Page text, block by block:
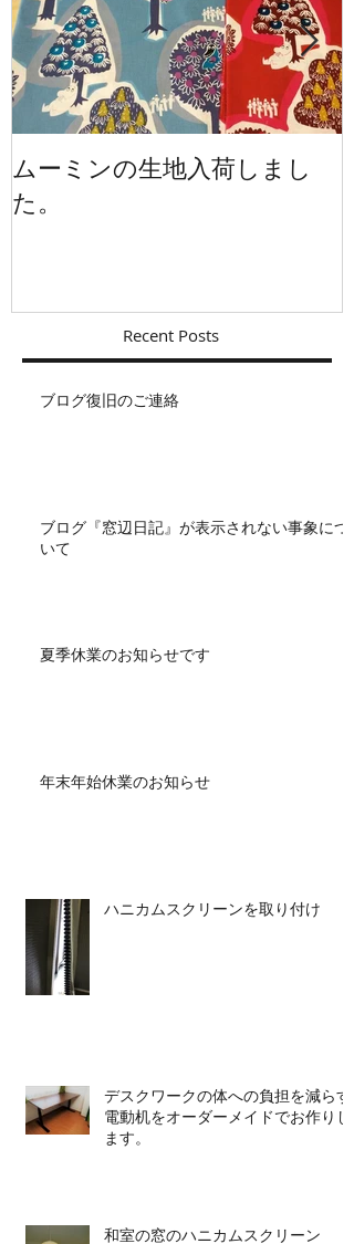
ムーミンの生地入荷しまし
た。
Recent Posts
ブログ復旧のご連絡
ブログ『窓辺日記』が表示されない事象につ
いて
夏季休業のお知らせです
年末年始休業のお知らせ
ハニカムスクリーンを取り付け
デスクワークの体への負担を減らす
電動机をオーダーメイドでお作りし
ます。
和室の窓のハニカムスクリーン